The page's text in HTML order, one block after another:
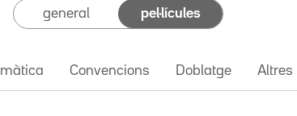
general pel·lícules
Convencions Doblatge Altres